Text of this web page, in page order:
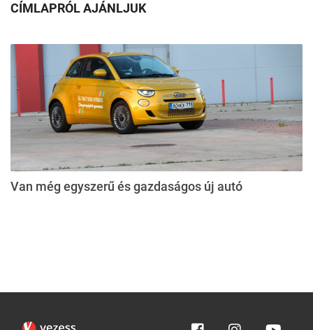
CÍMLAPRÓL AJÁNLJUK
Van még egyszerű és gazdaságos új autó